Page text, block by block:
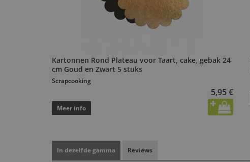
Kartonnen Rond Plateau voor Taart, cake, gebak 24
cm Goud en Zwart 5 stuks
Scrapcooking
5,95 €
Meer info
In dezelfde gamma Reviews